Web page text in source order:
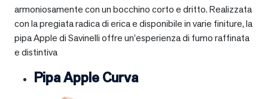
armoniosamente con un bocchino corto e dritto. Realizzata
con la pregiata radica di erica e disponibile in varie finiture, la
pipa Apple di Savinelli offre un’esperienza di fumo raffinata
e distintiva
Pipa Apple Curva